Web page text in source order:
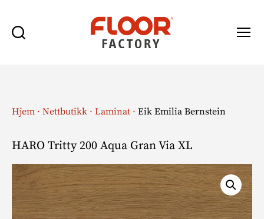
Hjem · Nettbutikk · Laminat · Eik Emilia Bernstein
HARO Tritty 200 Aqua Gran Via XL